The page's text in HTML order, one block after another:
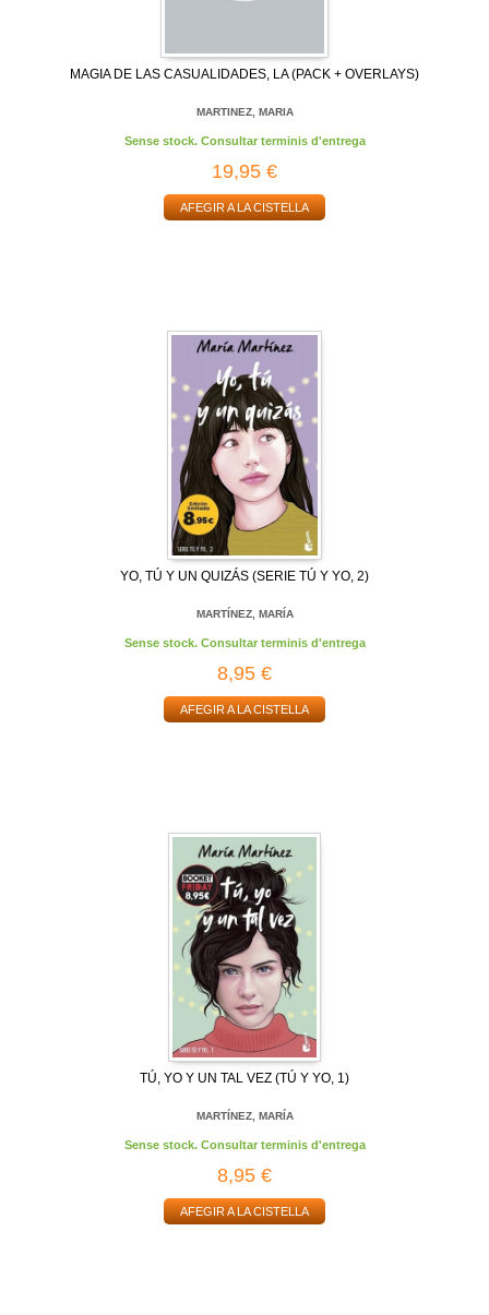
MAGIA DE LAS CASUALIDADES, LA (PACK + OVERLAYS)
MARTINEZ, MARIA
Sense stock. Consultar terminis d'entrega
19,95 €
AFEGIR A LA CISTELLA
YO, TÚ Y UN QUIZÁS (SERIE TÚ Y YO, 2)
MARTÍNEZ, MARÍA
Sense stock. Consultar terminis d'entrega
8,95 €
AFEGIR A LA CISTELLA
TÚ, YO Y UN TAL VEZ (TÚ Y YO, 1)
MARTÍNEZ, MARÍA
Sense stock. Consultar terminis d'entrega
8,95 €
AFEGIR A LA CISTELLA